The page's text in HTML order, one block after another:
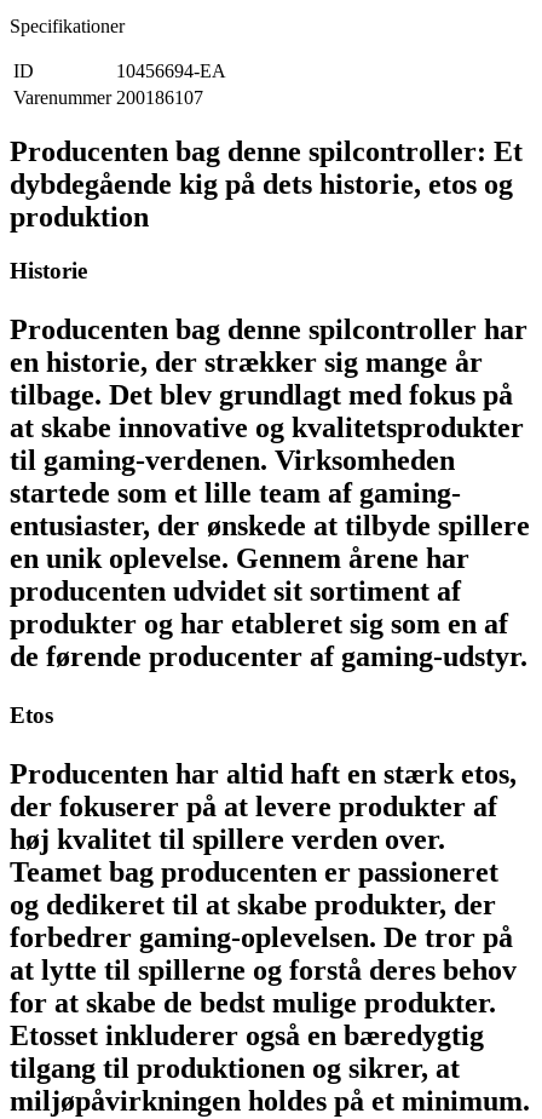
Specifikationer
ID
10456694-EA
Varenummer 200186107
Producenten bag denne spilcontroller: Et
dybdegående kig på dets historie, etos og
produktion
Historie
Producenten bag denne spilcontroller har
en historie, der strækker sig mange år
tilbage. Det blev grundlagt med fokus på
at skabe innovative og kvalitetsprodukter
til gaming-verdenen. Virksomheden
startede som et lille team af gaming-
entusiaster, der ønskede at tilbyde spillere
en unik oplevelse. Gennem årene har
producenten udvidet sit sortiment af
produkter og har etableret sig som en af
de førende producenter af gaming-udstyr.
Etos
Producenten har altid haft en stærk etos,
der fokuserer på at levere produkter af
høj kvalitet til spillere verden over.
Teamet bag producenten er passioneret
og dedikeret til at skabe produkter, der
forbedrer gaming-oplevelsen. De tror på
at lytte til spillerne og forstå deres behov
for at skabe de bedst mulige produkter.
Etosset inkluderer også en bæredygtig
tilgang til produktionen og sikrer, at
miljøpåvirkningen holdes på et minimum.